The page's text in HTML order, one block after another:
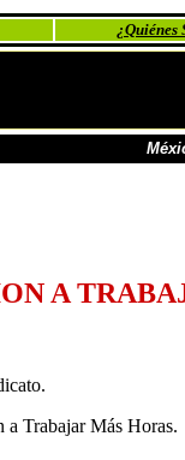
¿Quiénes
A
a Trabajar Más Horas.